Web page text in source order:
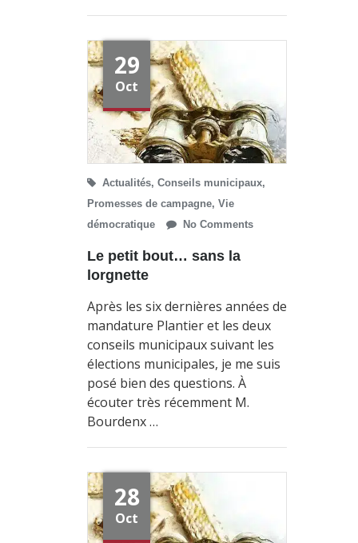
29
Oct
Actualités, Conseils municipaux,
Promesses de campagne, Vie
démocratique
No Comments
Le petit bout… sans la
lorgnette
Après les six dernières années de
mandature Plantier et les deux
conseils municipaux suivant les
élections municipales, je me suis
posé bien des questions. À
écouter très récemment M.
Bourdenx …
28
Oct